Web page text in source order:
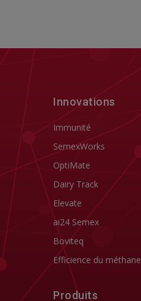
Innovations
Immunité
SemexWorks
OptiMate
Dairy Track
Elevate
ai24 Semex
Boviteq
Efficience du méthane
Produits